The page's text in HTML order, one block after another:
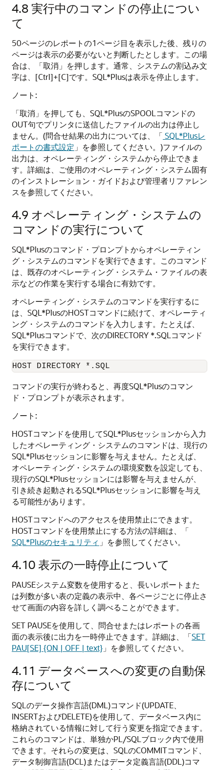
4.8 実行中のコマンドの停止につい
て
50ページのレポートの1ページ目を表示した後、残りの
ページは表示の必要がないと判断したとします。 この場
合は、「取消」を押します。通常、システムの割込み文
字は、[Ctrl]+[C]です。SQL*Plusは表示を停止します。
ノート:
「取消」を押しても、SQL*PlusのSPOOLコマンドの
OUT句でプリンタに送信したファイルの出力は停止し
ません。(問合せ結果の出力については、「 SQL*Plusレ
ポートの書式設定 」を参照してください。)ファイルの
出力は、オペレーティング・システムから停止できま
す。詳細は、ご使用のオペレーティング・システム固有
のインストレーション・ガイドおよび管理者リファレン
スを参照してください。
4.9 オペレーティング・システムの
コマンドの実行について
SQL*Plusのコマンド・プロンプトからオペレーティン
グ・システムのコマンドを実行できます。このコマンド
は、既存のオペレーティング・システム・ファイルの表
示などの作業を実行する場合に有効です。
オペレーティング・システムのコマンドを実行するに
は、SQL*PlusのHOSTコマンドに続けて、オペレーティ
ング・システムのコマンドを入力します。たとえば、
SQL*Plusコマンドで、次のDIRECTORY *.SQLコマンド
を実行できます。
HOST DIRECTORY *.SQL
コマンドの実行が終わると、再度SQL*Plusのコマン
ド・プロンプトが表示されます。
ノート:
HOSTコマンドを使用してSQL*Plusセッションから入力
したオペレーティング・システムのコマンドは、現行の
SQL*Plusセッションに影響を与えません。たとえば、
オペレーティング・システムの環境変数を設定しても、
現行のSQL*Plusセッションには影響を与えませんが、
引き続き起動されるSQL*Plusセッションに影響を与え
る可能性があります。
HOSTコマンドへのアクセスを使用禁止にできます。
HOSTコマンドを使用禁止にする方法の詳細は、「
SQL*Plusのセキュリティ 」を参照してください。
4.10表示の一時停止について
PAUSEシステム変数を使用すると、長いレポートまた
は列数が多い表の定義の表示中、各ページごとに停止さ
せて画面の内容を詳しく調べることができます。
SET PAUSEを使用して、問合せまたはレポートの各画
面の表示後に出力を一時停止できます。詳細は、「SET
PAU[SE] {ON | OFF | text} 」を参照してください。
4.11 データベースへの変更の自動保
存について
SQLのデータ操作言語(DML)コマンド(UPDATE、
INSERTおよびDELETE)を使用して、データベース内に
格納されている情報に対して行う変更を指定できます。
これらのコマンドは、単独かPL/SQLブロック内で使用
できます。 それらの変更は、SQLのCOMMITコマンド、
データ制御言語(DCL)またはデータ定義言語(DDL)コマ